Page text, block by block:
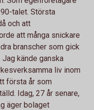
talet. Största
och att
att många snickare
branscher som gick
Jag kände ganska
liv inom
första år som
Idag, 27 år senare,
äger bolaget